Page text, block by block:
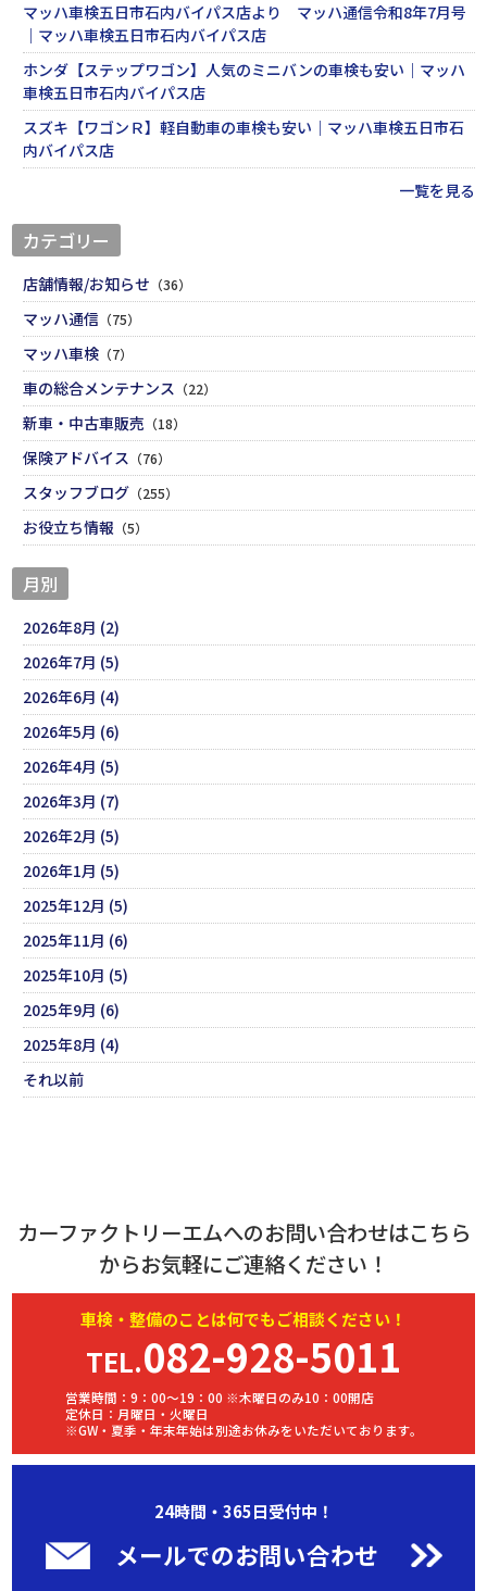
マッハ車検五日市石内バイパス店より マッハ通信令和8年7月号
｜マッハ車検五日市石内バイパス店
ホンダ【ステップワゴン】人気のミニバンの車検も安い｜マッハ
車検五日市石内バイパス店
スズキ【ワゴンＲ】軽自動車の車検も安い｜マッハ車検五日市石
内バイパス店
一覧を見る
カテゴリー
店舗情報/お知らせ （36）
マッハ通信 （75）
マッハ車検 （7）
車の総合メンテナンス （22）
新車・中古車販売 （18）
保険アドバイス （76）
スタッフブログ （255）
お役立ち情報 （5）
月別
2026年8月 (2)
2026年7月 (5)
2026年6月 (4)
2026年5月 (6)
2026年4月 (5)
2026年3月 (7)
2026年2月 (5)
2026年1月 (5)
2025年12月 (5)
2025年11月 (6)
2025年10月 (5)
2025年9月 (6)
2025年8月 (4)
それ以前
カーファクトリーエムへのお問い合わせはこちら
からお気軽にご連絡ください！
車検・ 整備のことは何でもご相談ください！
TEL.082-928-5011
営業時間：9：00～19：00 ※木曜日のみ10：00開店
定休日：月曜日・火曜日
※GW・夏季・年末年始は別途お休みをいただいております。
24時間・365日受付中！
メールでのお問い合わせ